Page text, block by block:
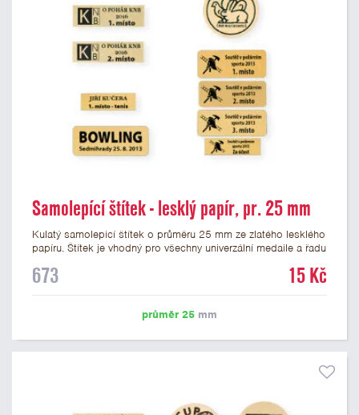
Samolepící štítek - lesklý papír, pr. 25 mm
Kulatý samolepicí štítek o průměru 25 mm ze zlatého lesklého
papíru. Štítek je vhodný pro všechny univerzální medaile a řadu
mm. Na štítek je možné vytisknout logo nebo text dle vašeho
673 15 Kč
průměr 25 mm